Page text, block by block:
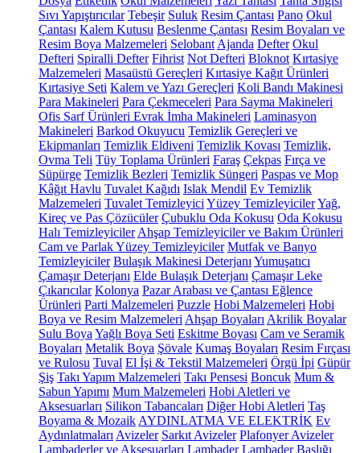
Sıvı Yapıştırıcılar Tebeşir Suluk Resim Çantası Pano Okul
Çantası Kalem Kutusu Beslenme Çantası Resim Boyaları ve
Resim Boya Malzemeleri Selobant Ajanda Defter Okul
Defteri Spiralli Defter Fihrist Not Defteri Bloknot Kırtasiye
Malzemeleri Masaüstü Gereçleri Kırtasiye Kağıt Ürünleri
Kırtasiye Seti Kalem ve Yazı Gereçleri Koli Bandı Makinesi
Para Makineleri Para Çekmeceleri Para Sayma Makineleri
Ofis Sarf Ürünleri Evrak İmha Makineleri Laminasyon
Makineleri Barkod Okuyucu Temizlik Gereçleri ve
Ekipmanları Temizlik Eldiveni Temizlik Kovası Temizlik,
Ovma Teli Tüy Toplama Ürünleri Faraş Çekpas Fırça ve
Süpürge Temizlik Bezleri Temizlik Süngeri Paspas ve Mop
Kâğıt Havlu Tuvalet Kağıdı Islak Mendil Ev Temizlik
Malzemeleri Tuvalet Temizleyici Yüzey TemizleyicilerYağ,
Kireç ve Pas Çözücüler Çubuklu Oda Kokusu Oda Kokusu
Halı Temizleyiciler Ahşap Temizleyiciler ve Bakım Ürünleri
Cam ve Parlak Yüzey Temizleyiciler Mutfak ve Banyo
Temizleyiciler Bulaşık Makinesi Deterjanı Yumuşatıcı
Çamaşır Deterjanı Elde Bulaşık Deterjanı Çamaşır Leke
Çıkarıcılar Kolonya Pazar Arabası ve Çantası Eğlence
Ürünleri Parti Malzemeleri Puzzle Hobi Malzemeleri Hobi
Boya ve Resim Malzemeleri Ahşap Boyaları Akrilik Boyalar
Sulu Boya Yağlı Boya Seti Eskitme Boyası Cam ve Seramik
Boyaları Metalik Boya Şövale Kumaş Boyaları Resim Fırçası
ve Rulosu Tuval El İşi & Tekstil Malzemeleri Örgü İpi Güpür
Şiş Takı Yapım Malzemeleri Takı Pensesi Boncuk Mum &
Sabun Yapımı Mum Malzemeleri Hobi Aletleri ve
Aksesuarları Silikon Tabancaları Diğer Hobi Aletleri Taş
Boyama & Mozaik AYDINLATMA VE ELEKTRİK Ev
Aydınlatmaları Avizeler Sarkıt Avizeler Plafonyer Avizeler
Lambaderler ve Aksesuarları Lambader Lambader Başlığı